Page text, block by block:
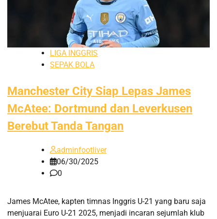
LIGA INGGRIS
SEPAK BOLA
Manchester City Siap Lepas James
McAtee: Dortmund dan Leverkusen
Berebut Tanda Tangan
adminfootliver
06/30/2025
0
James McAtee, kapten timnas Inggris U-21 yang baru saja
menjuarai Euro U-21 2025, menjadi incaran sejumlah klub